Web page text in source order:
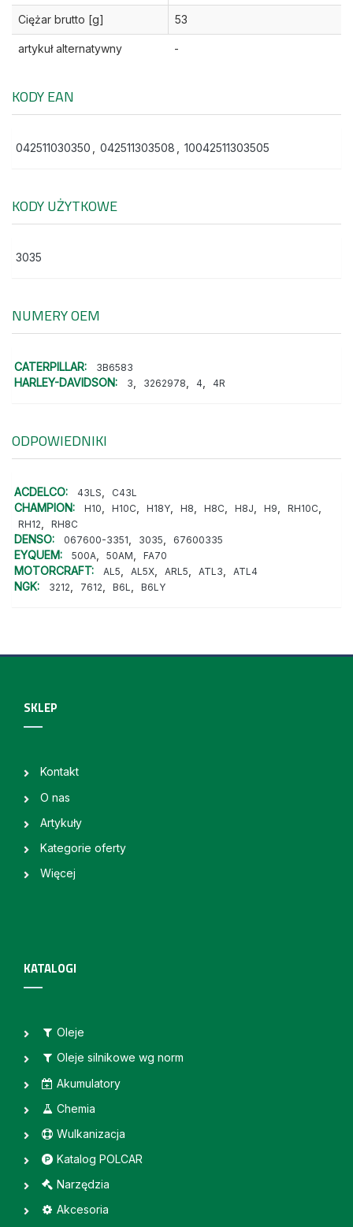
Ciężar brutto [g] 53
artykuł alternatywny -
KODY EAN
042511030350 042511303508 10042511303505
KODY UŻYTKOWE
3035
NUMERY OEM
CATERPILLAR: 3B6583
HARLEY-DAVIDSON: 3 3262978 4 4R
ODPOWIEDNIKI
ACDELCO: 43LS C43L
CHAMPION: H10 H10C H18Y H8 H8C H8J H9 RH10C
RH12 RH8C
DENSO: 067600-3351 3035 67600335
EYQUEM: 500A 50AM FA70
MOTORCRAFT: AL5 AL5X ARL5 ATL3 ATL4
NGK: 3212 7612 B6L B6LY
SKLEP
Kontakt
O nas
Artykuły
Kategorie oferty
Więcej
KATALOGI
Oleje
Oleje silnikowe wg norm
Akumulatory
Chemia
Wulkanizacja
Katalog POLCAR
Narzędzia
Akcesoria